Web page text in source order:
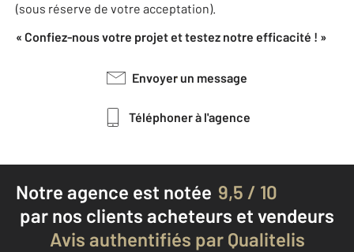
(sous réserve de votre acceptation).
« Confiez-nous votre projet et testez notre efficacité ! »
Envoyer un message
Téléphoner à l'agence
Notre agence est notée 9,5 / 10
par nos clients acheteurs et vendeurs
Avis authentifiés par Qualitelis